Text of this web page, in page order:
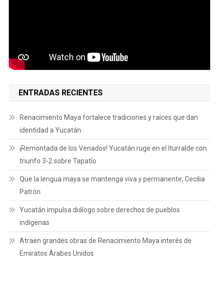
ENTRADAS RECIENTES
Renacimiento Maya fortalece tradiciones y raíces que dan
identidad a Yucatán
¡Remontada de los Venados! Yucatán ruge en el Iturralde con
triunfo 3-2 sobre Tapatío
Que la lengua maya se mantenga viva y permanente; Cecilia
Patrón
Yucatán impulsa diálogo sobre derechos de pueblos
indígenas
Atraen grandes obras de Renacimiento Maya interés de
Emiratos Árabes Unidos